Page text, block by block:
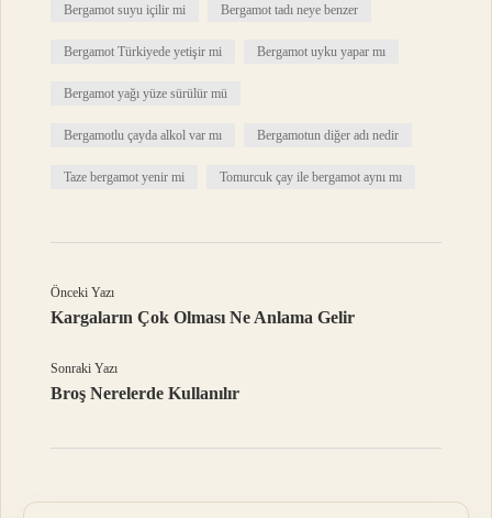
Bergamot suyu içilir mi Bergamot tadı neye benzer
Bergamot Türkiyede yetişir mi Bergamot uyku yapar mı
Bergamot yağı yüze sürülür mü
Bergamotlu çayda alkol var mı Bergamotun diğer adı nedir
Taze bergamot yenir mi Tomurcuk çay ile bergamot aynı mı
Önceki Yazı
Kargaların Çok Olması Ne Anlama Gelir
Sonraki Yazı
Broş Nerelerde Kullanılır